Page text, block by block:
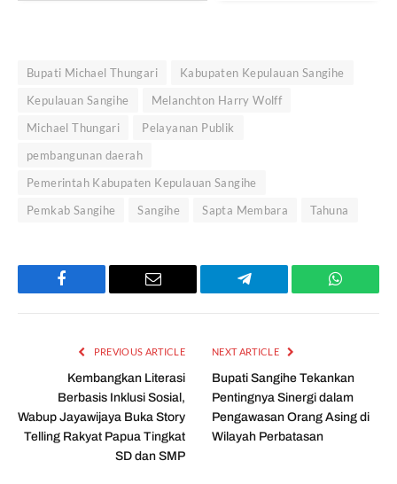
Bupati Michael Thungari
Kabupaten Kepulauan Sangihe
Kepulauan Sangihe
Melanchton Harry Wolff
Michael Thungari
Pelayanan Publik
pembangunan daerah
Pemerintah Kabupaten Kepulauan Sangihe
Pemkab Sangihe
Sangihe Sapta Membara Tahuna
Facebook Email Telegram
PREVIOUS ARTICLE
Kembangkan Literasi
Berbasis Inklusi Sosial,
Wabup Jayawijaya Buka Story
Telling Rakyat Papua Tingkat
SD dan SMP
NEXT ARTICLE
Bupati Sangihe Tekankan
Pentingnya Sinergi dalam
Pengawasan Orang Asing di
Wilayah Perbatasan